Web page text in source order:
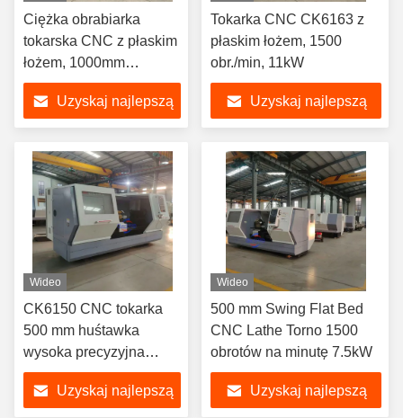
Ciężka obrabiarka
tokarska CNC z płaskim
łożem, 1000mm
obrabiany przedmiot
Uzyskaj najlepszą
Tokarka CNC CK6163 z
płaskim łożem, 1500
obr./min, 11kW
Uzyskaj najlepszą
Wideo
CK6150 CNC tokarka
500 mm huśtawka
wysoka precyzyjna
maszyna do cięcia nici
Uzyskaj najlepszą
Wideo
500 mm Swing Flat Bed
CNC Lathe Torno 1500
obrotów na minutę 7.5kW
Uzyskaj najlepszą